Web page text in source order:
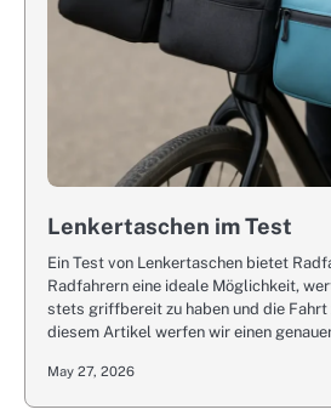
Lenkertaschen im Test
Ein Test von Lenkertaschen bietet
Radfahrern eine ideale Möglichkeit,
stets griffbereit zu haben und die Fahrt
diesem Artikel werfen wir einen
May 27, 2026